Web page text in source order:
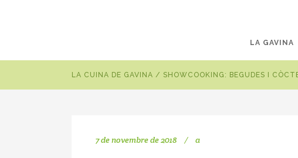
LA GAVINA
LA CUINA DE GAVINA / SHOWCOOKING: BEGUDES I
7 de novembre de 2018 a